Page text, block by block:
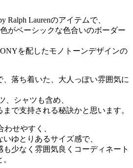
Ralph Laurenのアイテムで、
がベーシックな色合いのボーダー
を配したモノトーンデザインの
落ち着いた、大人っぽい雰囲気に
、シャツも含め、
で支持される秘訣かと思います。
せやすく、
ゆとりあるサイズ感で、
少なく雰囲気良くコーディネート